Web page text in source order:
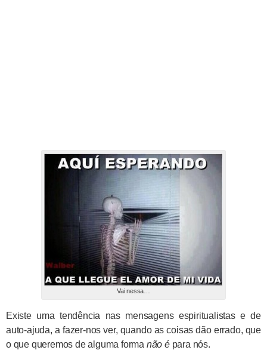
Vai nessa…
Existe uma tendência nas mensagens espiritualistas e de
auto-ajuda, a fazer-nos ver, quando as coisas dão errado, que
o que queremos de alguma forma não épara nós.